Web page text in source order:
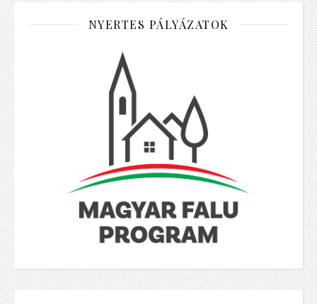
NYERTES PÁLYÁZATOK